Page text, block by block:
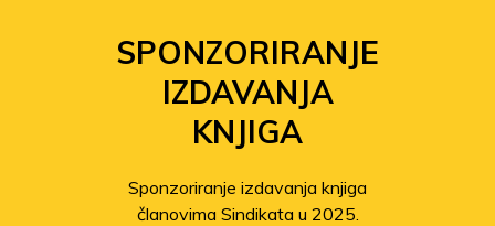
SPONZORIRANJE
IZDAVANJA
KNJIGA
Sponzoriranje izdavanja knjiga
članovima Sindikata u 2025.